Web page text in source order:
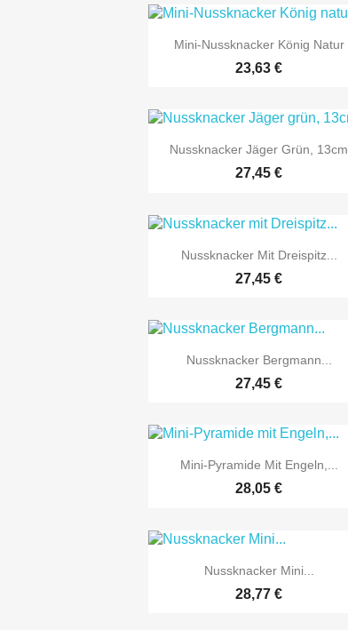
 Vorschau
Mini-Nussknacker König Natur
23,63 €
 Vorschau
Nussknacker Jäger Grün, 13cm
27,45 €
 Vorschau
Nussknacker Mit Dreispitz...
27,45 €
 Vorschau
Nussknacker Bergmann...
27,45 €
 Vorschau
Mini-Pyramide Mit Engeln,...
28,05 €
 Vorschau
Nussknacker Mini...
28,77 €